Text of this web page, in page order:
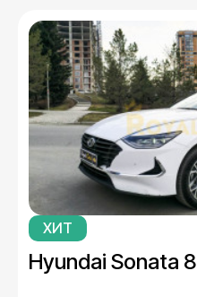
ХИТ
Hyundai Sonata 8